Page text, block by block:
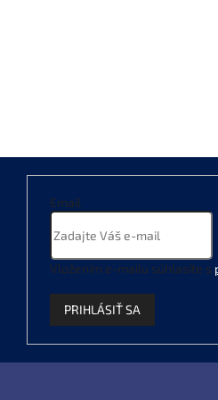
Email
Vložením e-mailu súhlasíte s
PRIHLÁSIŤ SA